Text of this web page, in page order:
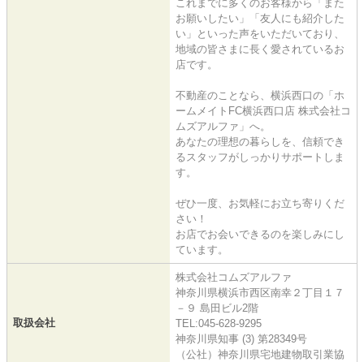
これまでに多くのお客様から「また
お願いしたい」「友人にも紹介した
い」といった声をいただいており、
地域の皆さまに長く愛されているお
店です。
不動産のことなら、横浜西口の「ホ
ームメイトFC横浜西口店 株式会社コ
ムズアルファ」へ。
あなたの理想の暮らしを、信頼でき
るスタッフがしっかりサポートしま
す。
ぜひ一度、お気軽にお立ち寄りくだ
さい！
お店でお会いできるのを楽しみにし
ています。
取扱会社
株式会社コムズアルファ
神奈川県横浜市西区南幸２丁目１７
－９ 島田ビル2階
TEL:045-628-9295
神奈川県知事 (3) 第28349号
（公社）神奈川県宅地建物取引業協